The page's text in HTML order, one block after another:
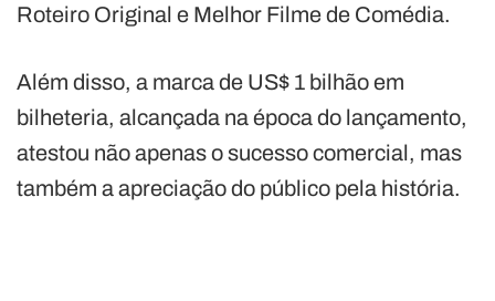
Roteiro Original e Melhor Filme de Comédia.
Além disso, a marca de US$ 1 bilhão em
bilheteria, alcançada na época do lançamento,
atestou não apenas o sucesso comercial, mas
também a apreciação do público pela história.